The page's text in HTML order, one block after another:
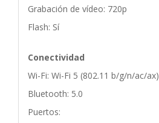
Grabación de vídeo: 720p
Flash: Sí
Conectividad
Wi-Fi: Wi-Fi 5 (802.11 b/g/n/ac/ax)
Bluetooth: 5.0
Puertos: